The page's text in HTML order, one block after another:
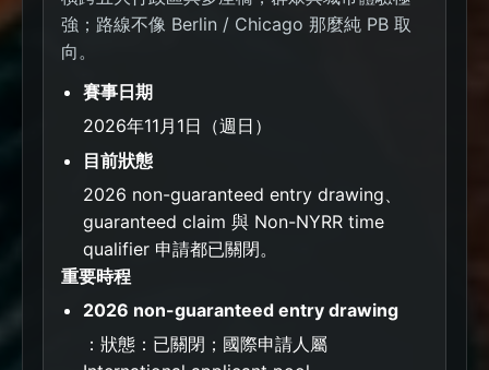
強；路線不像 Berlin / Chicago 那麼純 PB 取
向。
賽事日期
2026年11月1日（週日）
目前狀態
2026 non-guaranteed entry drawing、
guaranteed claim 與 Non-NYRR time
qualifier 申請都已關閉。
重要時程
2026 non-guaranteed entry drawing
：狀態：已關閉；國際申請人屬